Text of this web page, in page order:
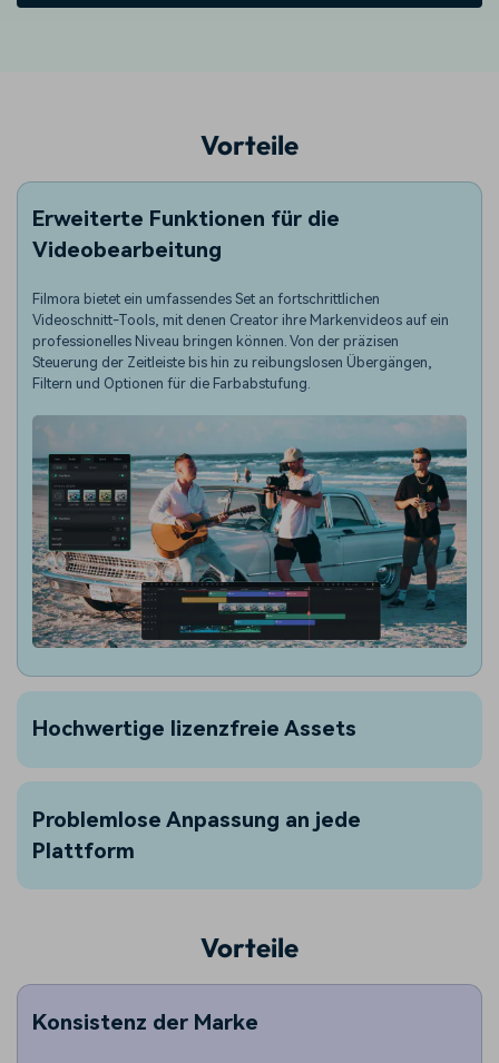
Vorteile
Erweiterte Funktionen für die
Videobearbeitung
Filmora bietet ein umfassendes Set an fortschrittlichen
Videoschnitt-Tools, mit denen Creator ihre Markenvideos auf ein
professionelles Niveau bringen können. Von der präzisen
Steuerung der Zeitleiste bis hin zu reibungslosen Übergängen,
Filtern und Optionen für die Farbabstufung.
Hochwertige lizenzfreie Assets
Problemlose Anpassung an jede
Plattform
Vorteile
Konsistenz der Marke